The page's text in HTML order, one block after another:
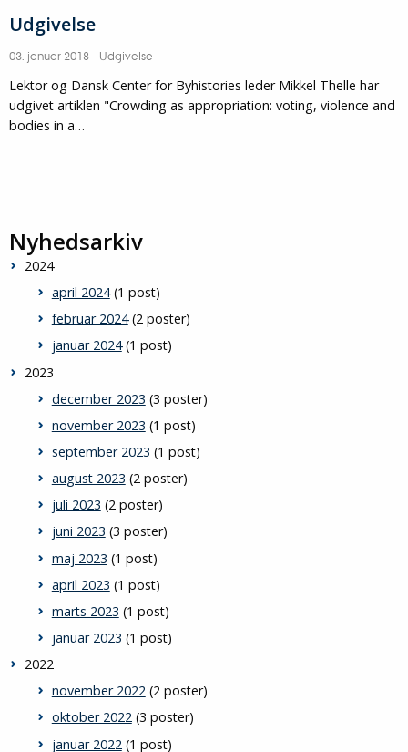
Udgivelse
03. januar 2018- Udgivelse
Lektor og Dansk Center for Byhistories leder Mikkel Thelle har
udgivet artiklen "Crowding as appropriation: voting, violence and
bodies in a…
Nyhedsarkiv
2024
april 2024(1 post)
februar 2024(2 poster)
januar 2024(1 post)
2023
december 2023 (3 poster)
november 2023 (1 post)
september 2023 (1 post)
august 2023 (2 poster)
juli 2023 (2 poster)
juni 2023 (3 poster)
maj 2023 (1 post)
april 2023 (1 post)
marts 2023 (1 post)
januar 2023 (1 post)
2022
november 2022(2 poster)
oktober 2022(3 poster)
januar 2022 (1 post)